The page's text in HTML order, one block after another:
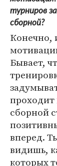
турниров
сборной?
Конечно,
Бывает,
сборной
вперед.
видишь,
которых